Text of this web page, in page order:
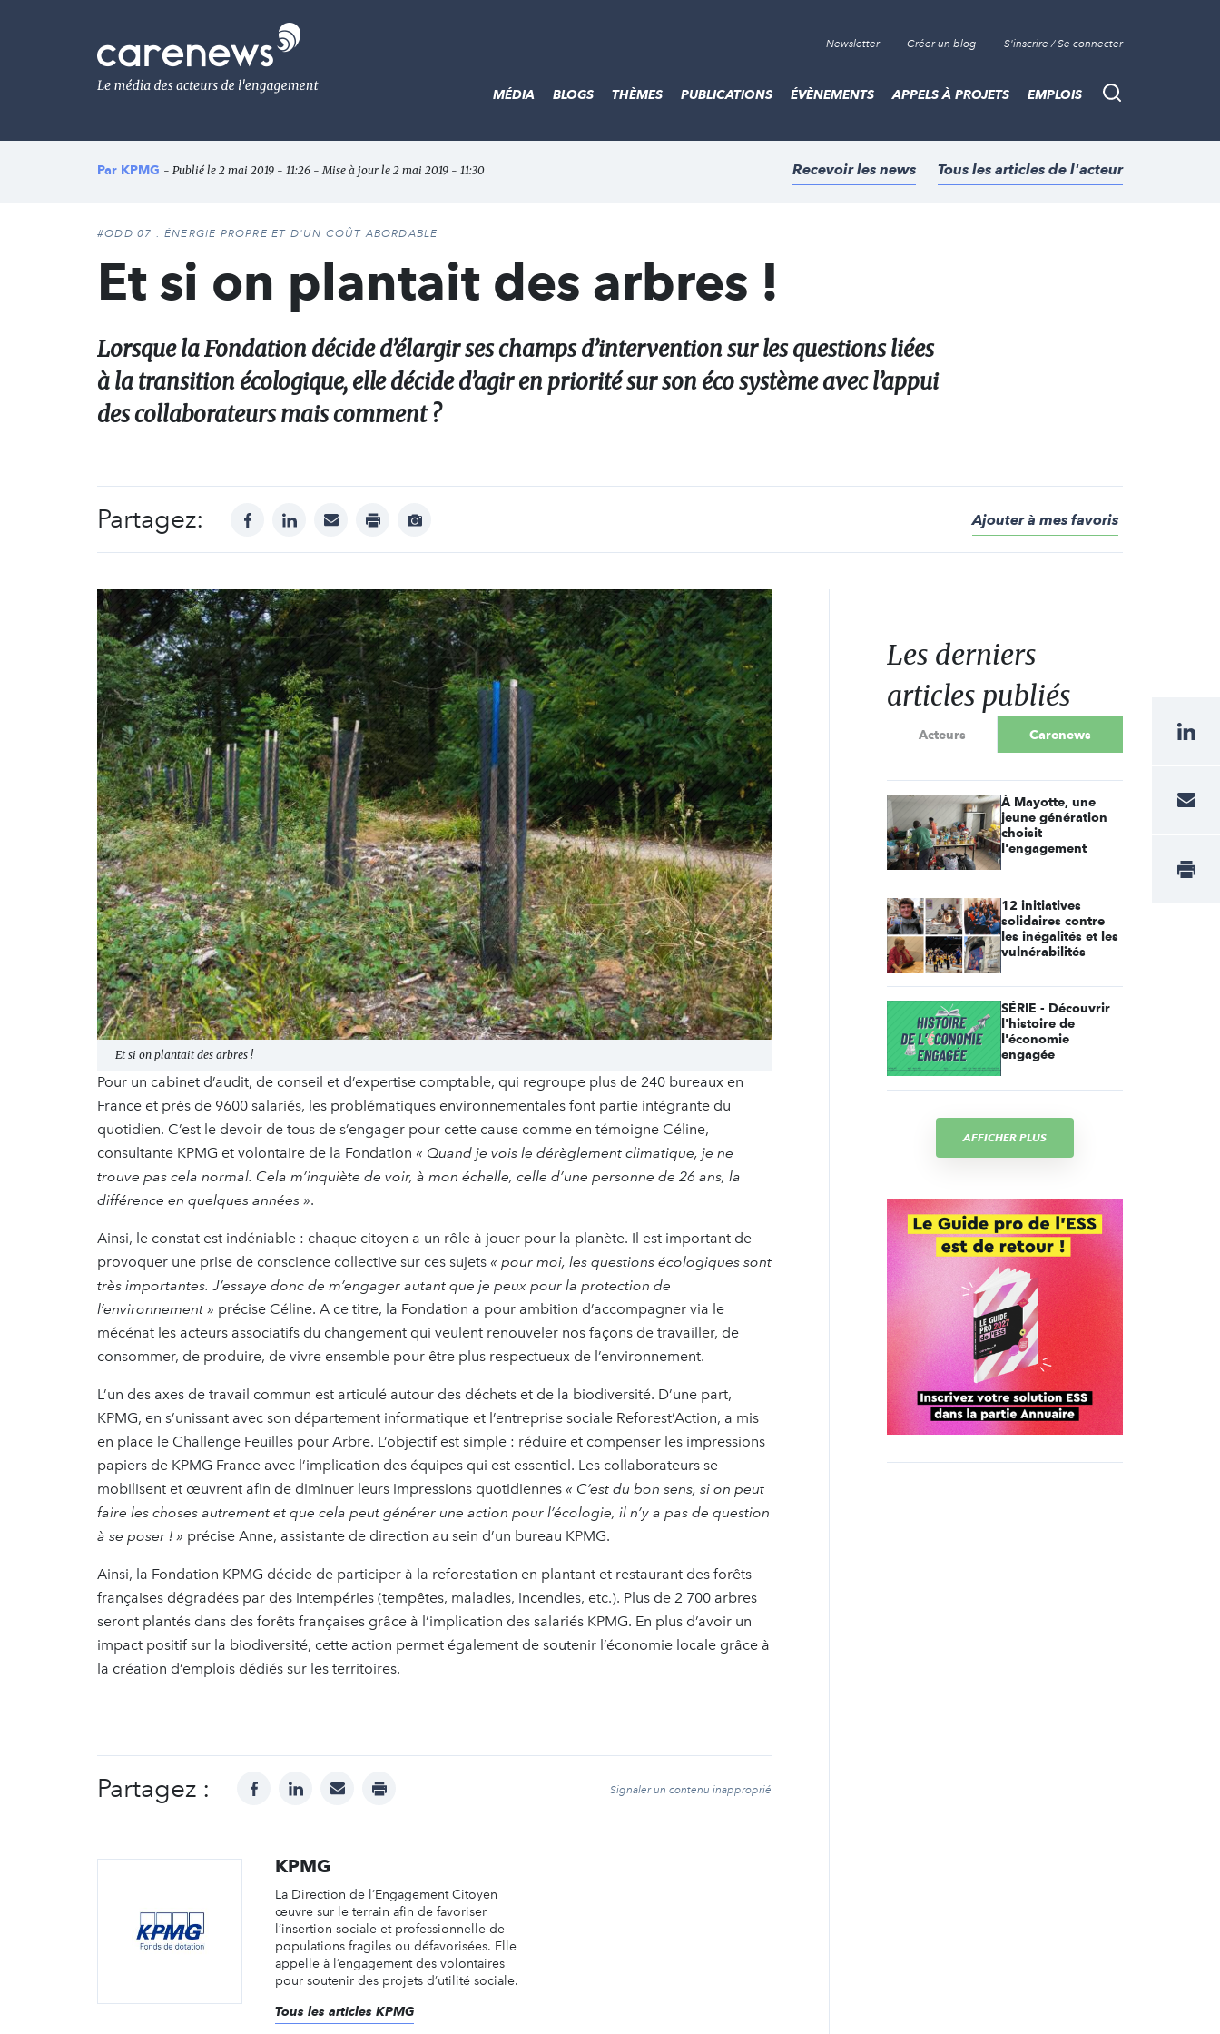
Le
média
de
l'engagement
Newsletter Créer un blog S'inscrire / Se connecter
Recherche
MÉDIA BLOGS THÈMES PUBLICATIONS ÉVÈNEMENTS APPELS À PROJETS EMPLOIS
Par KPMG - Publié le 2 mai 2019 - 11:26 - Mise à jour le 2 mai 2019 - 11:30 Recevoir les news Tous les articles de l'acteur
#ODD 07 : ÉNERGIE PROPRE ET D'UN COÛT ABORDABLE
Et si on plantait des arbres !
Lorsque la Fondation décide d’élargir ses champs d’intervention sur les questions liées
à la transition écologique, elle décide d’agir en priorité sur son éco système avec l’appui
des collaborateurs mais comment ?
Partagez: facebooklinkedinmail print
Afficher
Ajouter à mes favoris
Et si on plantait des arbres !
Pour un cabinet d’audit, de conseil et d’expertise comptable, qui regroupe plus de 240 bureaux en
France et près de 9600 salariés, les problématiques environnementales font partie intégrante du
quotidien. C’est le devoir de tous de s’engager pour cette cause comme en témoigne Céline,
consultante KPMG et volontaire de la Fondation « Quand je vois le dérèglement climatique, je ne
trouve pas cela normal. Cela m’inquiète de voir, à mon échelle, celle d’une personne de 26 ans, la
différence en quelques années ».
Ainsi, le constat est indéniable : chaque citoyen a un rôle à jouer pour la planète. Il est important de
provoquer une prise de conscience collective sur ces sujets « pour moi, les questions écologiques sont
très importantes. J’essaye donc de m’engager autant que je peux pour la protection de
l’environnement » précise Céline. A ce titre, la Fondation a pour ambition d’accompagner via le
mécénat les acteurs associatifs du changement qui veulent renouveler nos façons de travailler, de
consommer, de produire, de vivre ensemble pour être plus respectueux de l’environnement.
L’un des axes de travail commun est articulé autour des déchets et de la biodiversité. D’une part,
KPMG, en s’unissant avec son département informatique et l’entreprise sociale Reforest’Action, a mis
en place le Challenge Feuilles pour Arbre. L’objectif est simple : réduire et compenser les impressions
papiers de KPMG France avec l’implication des équipes qui est essentiel. Les collaborateurs se
mobilisent et œuvrent afin de diminuer leurs impressions quotidiennes « C’est du bon sens, si on peut
faire les choses autrement et que cela peut générer une action pour l’écologie, il n’y a pas de question
à se poser ! » précise Anne, assistante de direction au sein d’un bureau KPMG.
Ainsi, la Fondation KPMG décide de participer à la reforestation en plantant et restaurant des forêts
françaises dégradées par des intempéries (tempêtes, maladies, incendies, etc.). Plus de 2 700 arbres
seront plantés dans des forêts françaises grâce à l’implication des salariés KPMG. En plus d’avoir un
impact positif sur la biodiversité, cette action permet également de soutenir l’économie locale grâce à
la création d’emplois dédiés sur les territoires.
Partagez : facebooklinkedinmail print Signaler un contenu inapproprié
KPMG
La Direction de l’Engagement Citoyen
œuvre sur le terrain afin de favoriser
l’insertion sociale et professionnelle de
populations fragiles ou défavorisées. Elle
appelle à l’engagement des volontaires
pour soutenir des projets d’utilité sociale.
Tous les articles KPMG
Les derniers
articles publiés
Acteurs Carenews
À Mayotte, une
jeune génération
choisit
l'engagement
12 initiatives
solidaires contre
les inégalités et les
vulnérabilités
SÉRIE - Découvrir
l'histoire de
l'économie
engagée
AFFICHER PLUS